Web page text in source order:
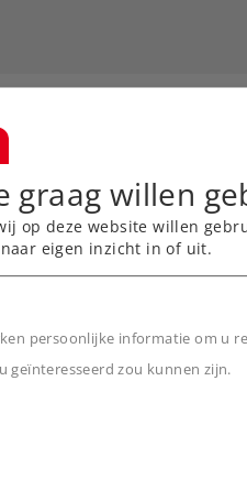
graag willen
op deze website willen
eigen inzicht in of uit.
persoonlijke informatie om u
geïnteresseerd zou kunnen zijn.